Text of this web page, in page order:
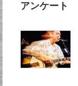
アンケート